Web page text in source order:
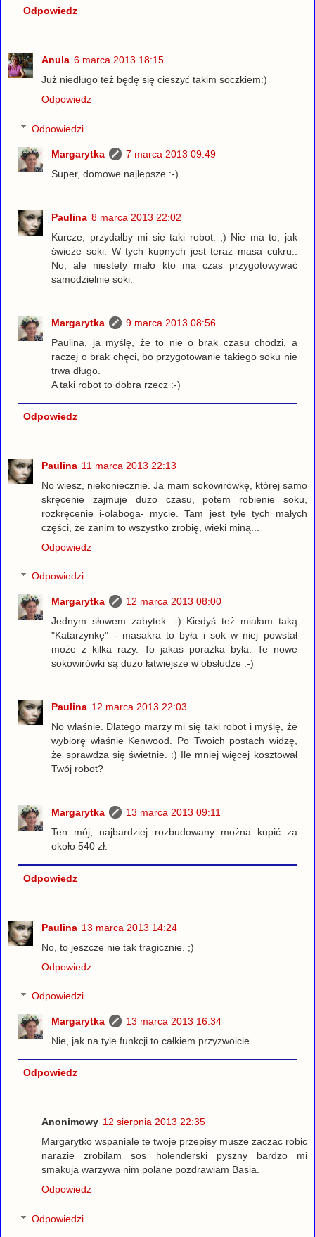
Odpowiedz
Anula 6 marca 2013 18:15
Już niedługo też będę się cieszyć takim soczkiem:)
Odpowiedz
Odpowiedzi
Margarytka
7 marca 2013 09:49
Super, domowe najlepsze :-)
Paulina 8 marca 2013 22:02
Kurcze, przydałby mi się taki robot. ;) Nie ma to, jak
świeże soki. W tych kupnych jest teraz masa cukru..
No, ale niestety mało kto ma czas przygotowywać
samodzielnie soki.
Margarytka
9 marca 2013 08:56
Paulina, ja myślę, że to nie o brak czasu chodzi, a
raczej o brak chęci, bo przygotowanie takiego soku nie
trwa długo.
A taki robot to dobra rzecz :-)
Odpowiedz
Paulina 11 marca 2013 22:13
No wiesz, niekoniecznie. Ja mam sokowirówkę, której samo
skręcenie zajmuje dużo czasu, potem robienie soku,
rozkręcenie i-olaboga- mycie. Tam jest tyle tych małych
części, że zanim to wszystko zrobię, wieki miną...
Odpowiedz
Odpowiedzi
Margarytka
12 marca 2013 08:00
Jednym słowem zabytek :-) Kiedyś też miałam taką
"Katarzynkę" - masakra to była i sok w niej powstał
może z kilka razy. To jakaś porażka była. Te nowe
sokowirówki są dużo łatwiejsze w obsłudze :-)
Paulina 12 marca 2013 22:03
No właśnie. Dlatego marzy mi się taki robot i myślę, że
wybiorę właśnie Kenwood. Po Twoich postach widzę,
że sprawdza się świetnie. :) Ile mniej więcej kosztował
Twój robot?
Margarytka
13 marca 2013 09:11
Ten mój, najbardziej rozbudowany można kupić za
około 540 zł.
Odpowiedz
Paulina 13 marca 2013 14:24
No, to jeszcze nie tak tragicznie. ;)
Odpowiedz
Odpowiedzi
Margarytka
13 marca 2013 16:34
Nie, jak na tyle funkcji to całkiem przyzwoicie.
Odpowiedz
Anonimowy 12 sierpnia 2013 22:35
Margarytko wspaniale te twoje przepisy musze zaczac robic
narazie zrobilam sos holenderski pyszny bardzo mi
smakuja warzywa nim polane pozdrawiam Basia.
Odpowiedz
Odpowiedzi